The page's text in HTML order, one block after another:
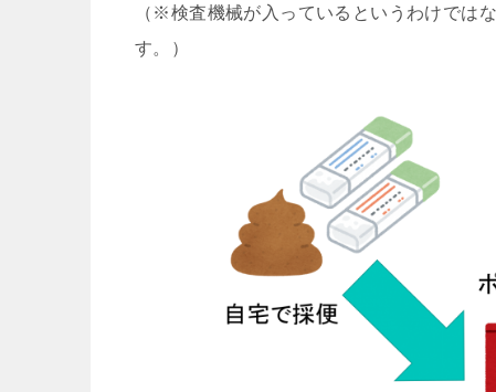
（※検査機械が入っているというわけでは
す。）